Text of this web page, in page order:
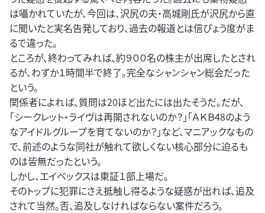
は囁かれていたが、今回は、沢尻の夫・高城剛氏が沢尻から直
に聞いたと実名告発しており、過去の報道とは信ぴょう度がま
るで違った。
ところが、終わってみれば、約９００名の株主が出席したとされ
るが、わずか１時間半で終了。完全なシャンシャン総会だった
という。
関係者によれば、質問は20ほど出たには出たそうだ。だが、
「シークレット・ライヴは再開されないのか？」「ＡＫＢ48のよう
なアイドルグループを育てないのか？」など、マニアックなもの
で、前述のような同社が触れて欲しくない核心部分に迫るも
のは皆無だったという。
しかし、エイベックスは東証１部上場だ。
そのトップに犯罪にさえ抵触し得るような疑惑が出れば、追及
されて当然。否、追及しなければならない案件だろう。